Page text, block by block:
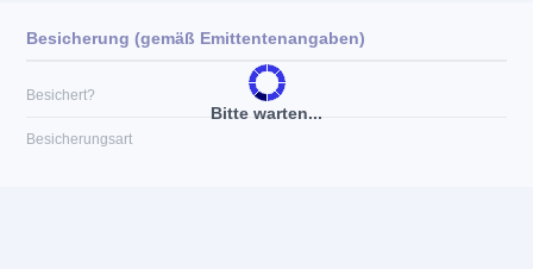
Bitte warten...
Besicherung (gemäß Emittentenangaben)
Besichert?
Besicherungsart